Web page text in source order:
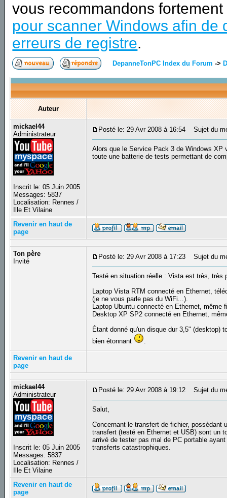
vous recommandons
pour scanner Windows afin de
erreurs de registre.
DepanneTonPC Index du Forum ->
Auteur
mickael44
Administrateur
Inscrit le: 05 Juin 2005
Messages: 5837
Localisation: Rennes /
Ille Et Vilaine
Posté le: 29 Avr 2008 à 16:54 Sujet du
Alors que le Service Pack 3 de Windows XP
toute une batterie de tests permettant de
Revenir en haut de
page
Ton père
Invité
Posté le: 29 Avr 2008 à 17:23 Sujet du
Testé en situation réelle : Vista est très, très
Laptop Vista RTM connecté en Ethernet,
(je ne vous parle pas du WiFi...).
Laptop Ubuntu connecté en Ethernet, même
Desktop XP SP2 connecté en Ethernet,
Étant donné qu'un disque dur 3,5" (desktop)
bien étonnant
.
Revenir en haut de
page
mickael44
Administrateur
Inscrit le: 05 Juin 2005
Messages: 5837
Localisation: Rennes /
Ille Et Vilaine
Posté le: 29 Avr 2008 à 19:12 Sujet du
Salut,
Concernant le transfert de fichier,
transfert (testé en Ethernet et USB) sont un
arrivé de tester pas mal de PC portable
transferts catastrophiques.
Revenir en haut de
page